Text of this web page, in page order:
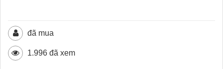
đã mua
1.996 đã xem